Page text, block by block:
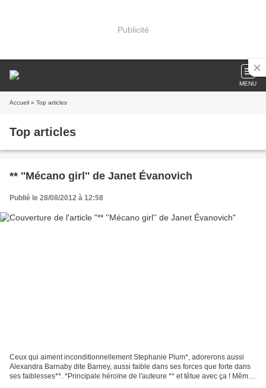
Publicité
MENU
Accueil » Top articles
Top articles
** ''Mécano girl'' de Janet Évanovich
Publié le 28/08/2012 à 12:58
Ceux qui aiment inconditionnellement Stephanie Plum*, adorerons aussi
Alexandra Barnaby dite Barney, aussi faible dans ses forces que forte dans
ses faiblesses**. *Principale héroïne de l'auteure ** et têtue avec ça ! Même